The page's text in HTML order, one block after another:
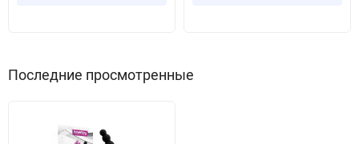
Последние просмотренные